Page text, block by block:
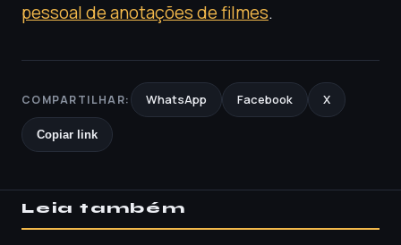
pessoal de anotações de filmes.
COMPARTILHAR: WhatsApp Facebook X
Copiar link
Leia também